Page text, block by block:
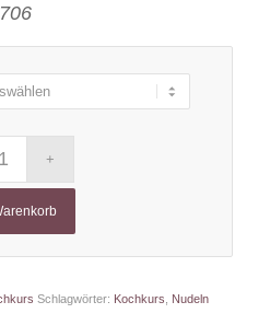
Schlagwörter: Kochkurs Nudeln